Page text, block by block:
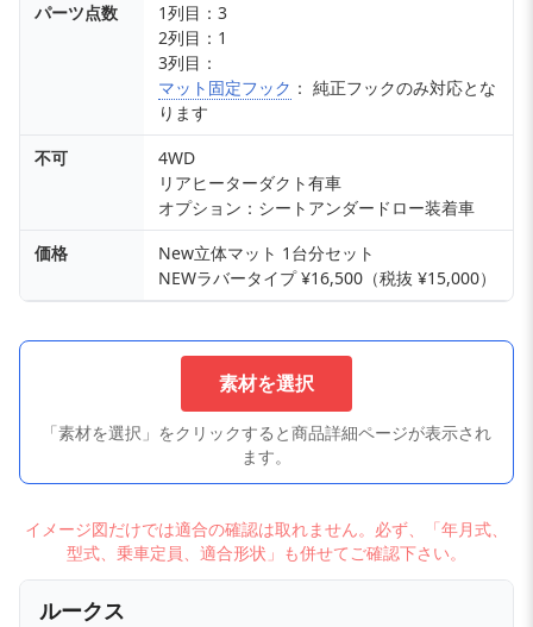
パーツ点数
1列目：3
2列目：1
3列目：
マット固定フック ： 純正フックのみ対応とな
ります
不可
4WD
リアヒーターダクト有車
オプション：シートアンダードロー装着車
価格
New立体マット 1台分セット
NEWラバータイプ ¥16,500（税抜 ¥15,000）
素材を選択
「素材を選択」をクリックすると商品詳細ページが表示され
ます。
イメージ図だけでは適合の確認は取れません。必ず、「年月式、
型式、乗車定員、適合形状」も併せてご確認下さい。
ルークス